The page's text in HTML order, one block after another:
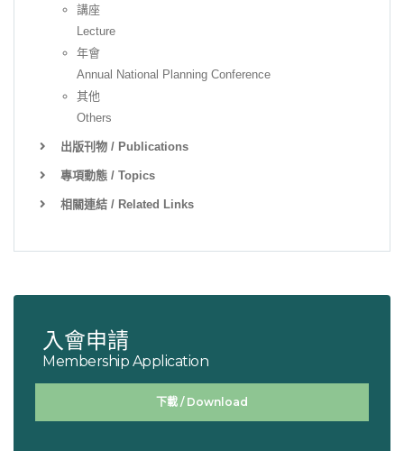
講座
Lecture
年會
Annual National Planning Conference
其他
Others
出版刊物 / Publications
專項動態 / Topics
相關連結 / Related Links
入會申請
Membership Application
下載 / Download